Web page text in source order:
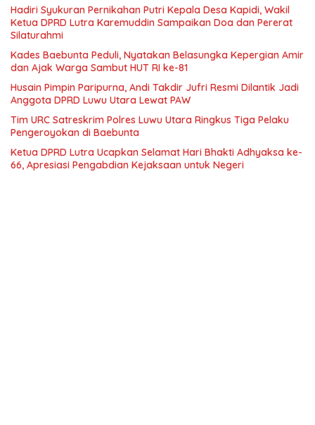
Hadiri Syukuran Pernikahan Putri Kepala Desa Kapidi, Wakil
Ketua DPRD Lutra Karemuddin Sampaikan Doa dan Pererat
Silaturahmi
Kades Baebunta Peduli, Nyatakan Belasungka Kepergian Amir
dan Ajak Warga Sambut HUT RI ke-81
Husain Pimpin Paripurna, Andi Takdir Jufri Resmi Dilantik Jadi
Anggota DPRD Luwu Utara Lewat PAW
Tim URC Satreskrim Polres Luwu Utara Ringkus Tiga Pelaku
Pengeroyokan di Baebunta
Ketua DPRD Lutra Ucapkan Selamat Hari Bhakti Adhyaksa ke-
66, Apresiasi Pengabdian Kejaksaan untuk Negeri